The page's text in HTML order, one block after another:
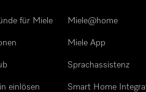
für Miele
einlösen
Miele@home
Miele App
Sprachassistenz
Smart Home